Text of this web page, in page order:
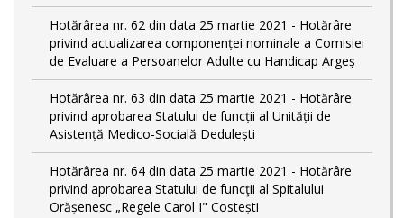
Hotărârea nr. 62 din data 25 martie 2021 - Hotărâre
privind actualizarea componenței nominale a Comisiei
de Evaluare a Persoanelor Adulte cu Handicap Argeș
Hotărârea nr. 63 din data 25 martie 2021 - Hotărâre
privind aprobarea Statului de funcții al Unității de
Asistență Medico-Socială Dedulești
Hotărârea nr. 64 din data 25 martie 2021 - Hotărâre
privind aprobarea Statului de funcţii al Spitalului
Orășenesc „Regele Carol I" Costești